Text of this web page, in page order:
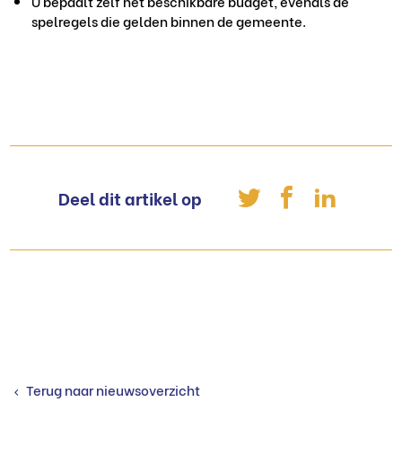
spelregels die gelden binnen de gemeente.
Deel dit artikel op
Terug naar nieuwsoverzicht